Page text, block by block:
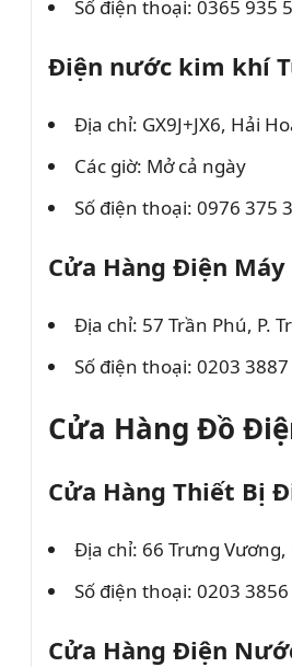
Số điện thoại: 0365 935
Điện nước kim khí
Địa chỉ: GX9J+JX6, Hải
Các giờ: Mở cả ngày
Số điện thoại: 0976 375
Cửa Hàng Điện
Địa chỉ: 57 Trần Phú, P.
Số điện thoại: 0203
Cửa Hàng Đồ
Cửa Hàng Thiết Bị
Địa chỉ: 66 Trưng
Số điện thoại: 0203 3856
Cửa Hàng Điện